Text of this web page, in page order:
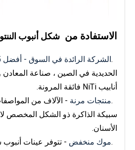
الاستفادة من شكل أنبوب
الشركة الرائدة في السوق - أفضل 5 شركات في
الحديدية في الصين ، صناعة المعادن
أنابيب NiTi فائقة المرونة.
منتجات مرنة - الآلاف من
سبيكة الذاكرة ذو الشكل المخصص
الأسنان.
موك منخفض - تتوفر عينات أنبوب